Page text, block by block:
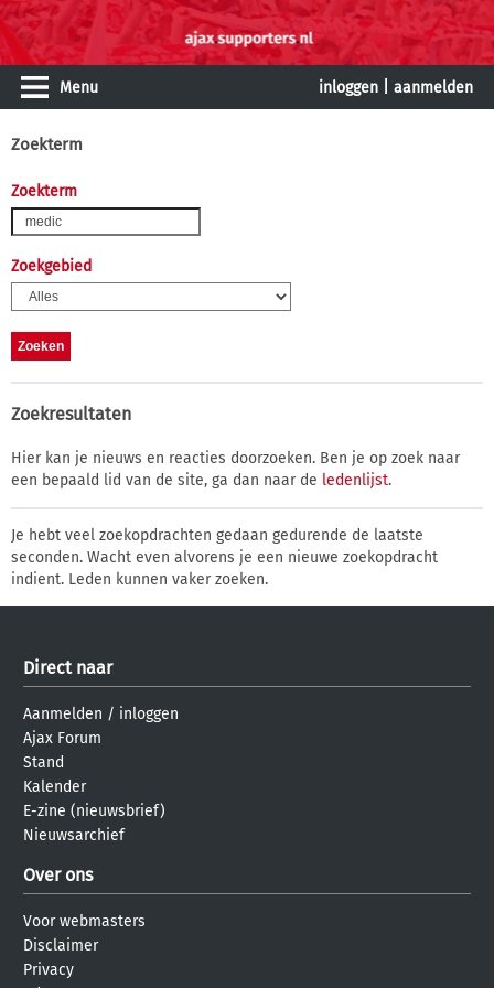
Menu inloggen aanmelden
Zoekterm
Zoekterm
Zoekgebied
Zoekresultaten
Hier kan je nieuws en reacties doorzoeken. Ben je op zoek naar
een bepaald lid van de site, ga dan naar de ledenlijst.
Je hebt veel zoekopdrachten gedaan gedurende de laatste
seconden. Wacht even alvorens je een nieuwe zoekopdracht
indient. Leden kunnen vaker zoeken.
Direct naar
Aanmelden / inloggen
Ajax Forum
Stand
Kalender
E-zine (nieuwsbrief)
Nieuwsarchief
Over ons
Voor webmasters
Disclaimer
Privacy